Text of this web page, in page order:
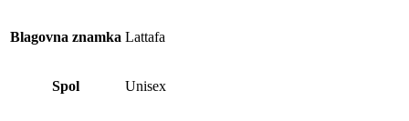
Blagovna znamka Lattafa
Spol Unisex